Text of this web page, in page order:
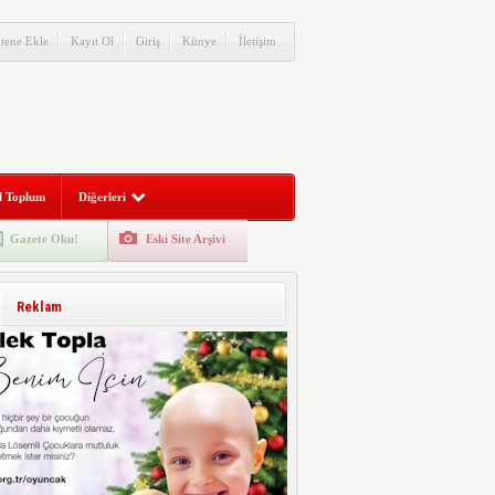
Ekle Kayıt Ol Giriş Künye İletişim
Toplum Diğerleri
Gazete Oku! Eski Site Arşivi
Reklam